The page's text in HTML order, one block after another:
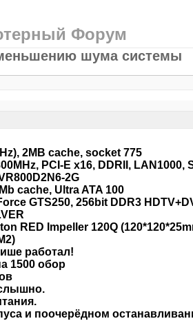
Форум
шума системы
2MB cache, socket 775
PCI-E x16, DDRII, LAN1000,
2G
cache, Ultra ATA 100
GTS250, 256bit DDR3
RED Impeller 120Q
работал!
1500 обор
и поочерёдном